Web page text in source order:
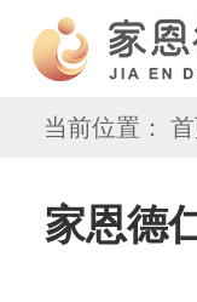
当前位置：
家恩德